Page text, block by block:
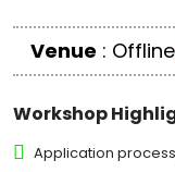
Venue :
Workshop
Application